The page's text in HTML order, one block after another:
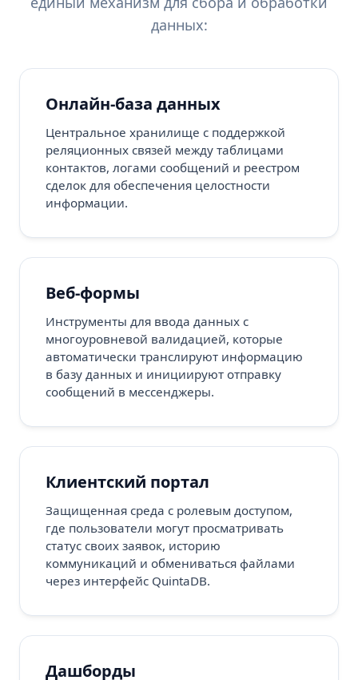
данных:
Онлайн-база данных
Центральное хранилище с поддержкой
реляционных связей между таблицами
контактов, логами сообщений и реестром
сделок для обеспечения целостности
информации.
Веб-формы
Инструменты для ввода данных с
многоуровневой валидацией, которые
автоматически транслируют информацию
в базу данных и инициируют отправку
сообщений в мессенджеры.
Клиентский портал
Защищенная среда с ролевым доступом,
где пользователи могут просматривать
статус своих заявок, историю
коммуникаций и обмениваться файлами
через интерфейс QuintaDB.
Дашборды